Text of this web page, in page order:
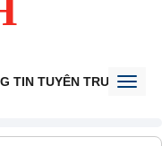
TIN TUYÊN TRUYỀN